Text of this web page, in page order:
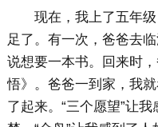
现在，我上了五年
足了。有一次，爸爸去
说想要一本书。回来时
悟》。爸爸一到家，我
了起来。“三个愿望”让